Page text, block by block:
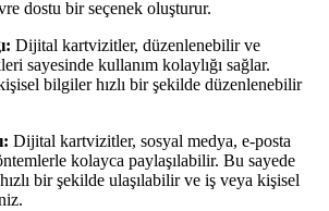
dostu bir seçenek oluşturur.
Dijital kartvizitler, düzenlenebilir ve
sayesinde kullanım kolaylığı sağlar.
bilgiler hızlı bir şekilde düzenlenebilir
Dijital kartvizitler, sosyal medya, e-posta
kolayca paylaşılabilir. Bu sayede
bir şekilde ulaşılabilir ve iş veya kişisel